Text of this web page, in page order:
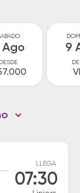
Ago
DESDE
9
LLEGA
07:30